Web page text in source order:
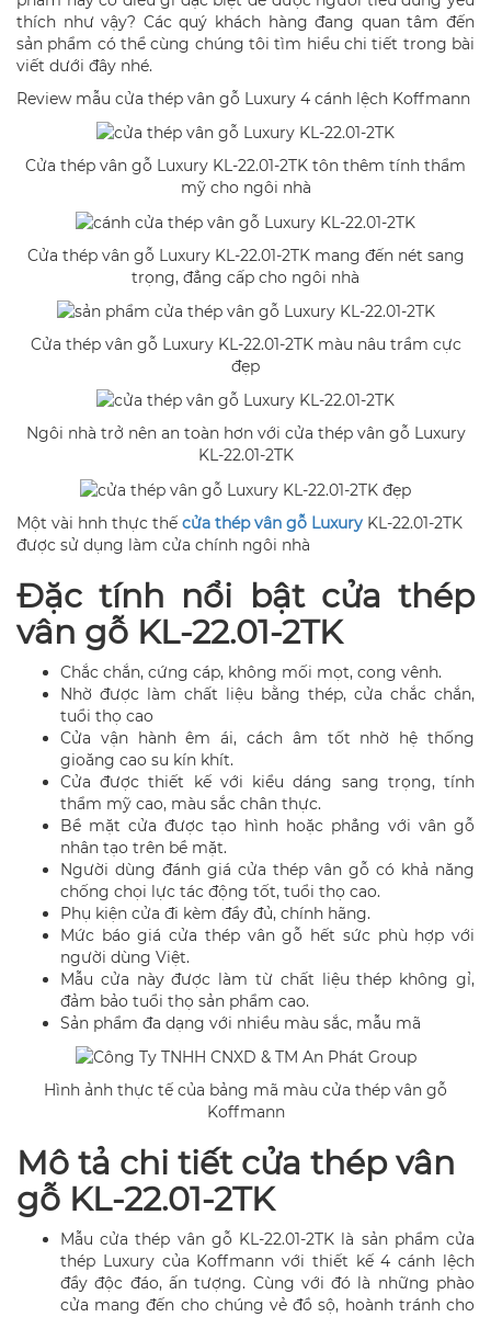
thích như vậy? Các quý khách hàng đang quan tâm đến
sản phẩm có thể cùng chúng tôi tìm hiểu chi tiết trong bài
viết dưới đây nhé.
Review mẫu cửa thép vân gỗ Luxury 4 cánh lệch Koffmann
Cửa thép vân gỗ Luxury KL-22.01-2TK tôn thêm tính thẩm
mỹ cho ngôi nhà
Cửa thép vân gỗ Luxury KL-22.01-2TK mang đến nét sang
trọng, đẳng cấp cho ngôi nhà
Cửa thép vân gỗ Luxury KL-22.01-2TK màu nâu trầm cực
đẹp
Ngôi nhà trở nên an toàn hơn với cửa thép vân gỗ Luxury
KL-22.01-2TK
Một vài hnh thực thế cửa thép vân gỗ Luxury KL-22.01-2TK
được sử dụng làm cửa chính ngôi nhà
Đặc tính nổi bật cửa thép
vân gỗ KL-22.01-2TK
Chắc chắn, cứng cáp, không mối mọt, cong vênh.
Nhờ được làm chất liệu bằng thép, cửa chắc chắn,
tuổi thọ cao
Cửa vận hành êm ái, cách âm tốt nhờ hệ thống
gioăng cao su kín khít.
Cửa được thiết kế với kiểu dáng sang trọng, tính
thẩm mỹ cao, màu sắc chân thực.
Bề mặt cửa được tạo hình hoặc phẳng với vân gỗ
nhân tạo trên bề mặt.
Người dùng đánh giá cửa thép vân gỗ có khả năng
chống chọi lực tác động tốt, tuổi thọ cao.
Phụ kiện cửa đi kèm đầy đủ, chính hãng.
Mức báo giá cửa thép vân gỗ hết sức phù hợp với
người dùng Việt.
Mẫu cửa này được làm từ chất liệu thép không gỉ,
đảm bảo tuổi thọ sản phẩm cao.
Sản phẩm đa dạng với nhiều màu sắc, mẫu mã
Hình ảnh thực tế của bảng mã màu cửa thép vân gỗ
Koffmann
Mô tả chi tiết cửa thép vân
gỗ KL-22.01-2TK
Mẫu cửa thép vân gỗ KL-22.01-2TK là sản phẩm cửa
thép Luxury của Koffmann với thiết kế 4 cánh lệch
đầy độc đáo, ấn tượng. Cùng với đó là những phào
cửa mang đến cho chúng vẻ đồ sộ, hoành tránh cho